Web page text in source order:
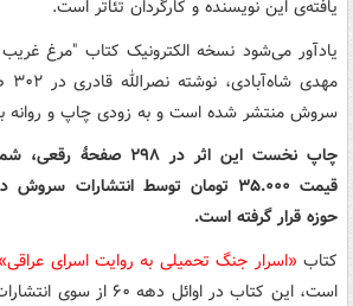
یافته‌ی این نویسنده و کارگردان تئاتر است.
یادآور می‌شود نسخه الکترونیک کتاب "مرغ
سروش منتشر شده است و به زودی چاپ و روانه
قیمت ۳۵.۰۰۰ تومان توسط انتشارات
حوزه قرار گرفته است.
کتاب «اسرار جنگ تحمیلی به روایت اسرای عراقی»
است، این کتاب در اوائل